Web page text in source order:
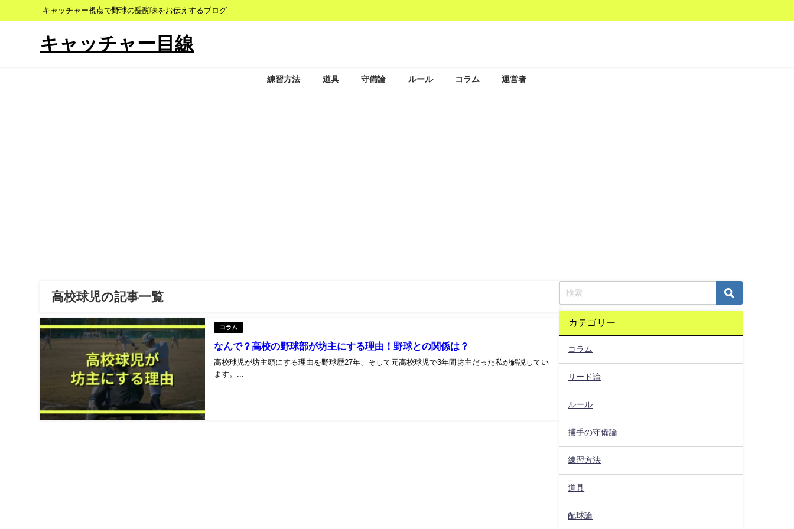
キャッチャー視点で野球の醍醐味をお伝えするブログ
キャッチャー目線
練習方法 道具 守備論 ルール コラム 運営者
高校球児の記事一覧
コラム
なんで？高校の野球部が坊主にする理由！野球との関係は？
高校球児が坊主頭にする理由を野球歴27年、そして元高校球児で3年間坊主だった私が解説してい
ます。...
カテゴリー
コラム
リード論
ルール
捕手の守備論
練習方法
道具
配球論